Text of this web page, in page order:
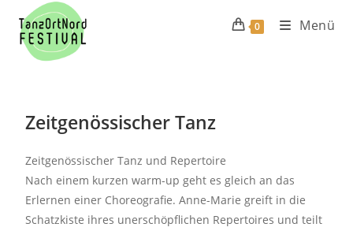
0 Menü
Zeitgenössischer Tanz
Zeitgenössischer Tanz und Repertoire
Nach einem kurzen warm-up geht es gleich an das
Erlernen einer Choreografie. Anne-Marie greift in die
Schatzkiste ihres unerschöpflichen Repertoires und teilt